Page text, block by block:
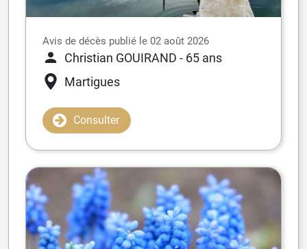
Avis de décès publié le 02 août 2026
Christian GOUIRAND - 65 ans
Martigues
Consulter